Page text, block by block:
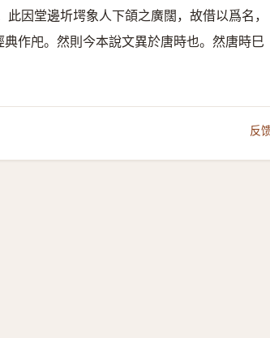
因堂邊圻堮象人下頜之廣闊，故借以爲名，
典作戺。然則今本說文異於唐時也。然唐時巳
反